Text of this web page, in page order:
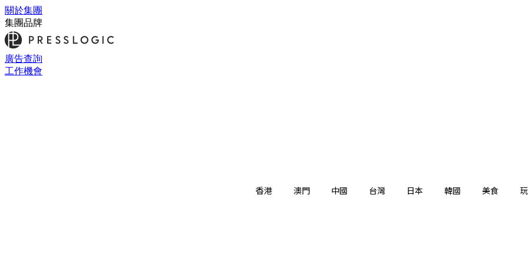
關於集團
集團品牌
廣告查詢
工作機會
香港 澳門 中國 台灣 日本 韓國 美食